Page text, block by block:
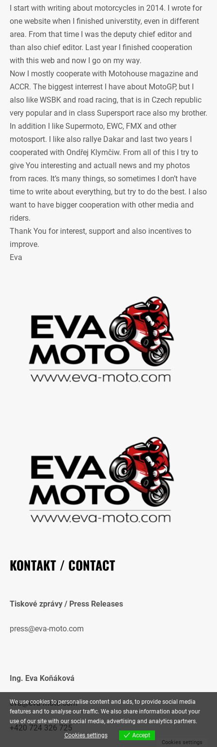
I start with writing about motorcycles in 2014. I wrote for
one website when I finished universtity, even in different
area. From that time I was the deputy chief editor and
than also chief editor. Last year I finished cooperation
with this web and now I go on my way.
Now I mostly cooperate with Motohouse magazine and
ACCR. The biggest interrest I have about MotoGP, but I
also like WSBK and road racing, that is in Czech republic
very popular and in class Supersport race also my brother.
In addition I like Supermoto, EWC, FMX and other
motosport. I like also rallye Dakar and last two years I
cooperated with Ondřej Klymčiw. From all of this I try to
give You interesting and actuall news and my photos
from races. It’s many things, so sometimes I don’t have
time to write about everything, but try to do the best. I also
want to have bigger cooperation with other media and
riders.
Thank You for interest, support and also incentives to
improve.
Eva
KONTAKT / CONTACT
Tiskové zprávy / Press Releases
press@eva-moto.com
Ing. Eva Koňáková
eva@eva-moto.com
+420 724 326 725
We use cookies to personalise content and ads, to provide social media
features and to analyse our traffic. We also share information about your
use of our site with our social media, advertising and analytics partners.
Cookies settings Accept
Cookies settings